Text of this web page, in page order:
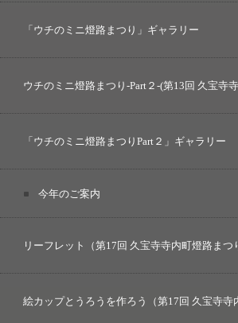
「ウチのミニ燈路まつり」ギャラリー
ウチのミニ燈路まつり-Part２-(第13回 久宝寺
「ウチのミニ燈路まつりPart２」ギャラリー
今年のご案内
リーフレット（第17回 久宝寺寺内町燈路まつ
絵カップとうろうを作ろう（第17回 久宝寺寺